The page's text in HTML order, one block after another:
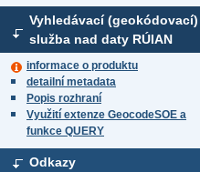
Vyhledávací (geokódovací)
služba nad daty RÚIAN
informace o produktu
detailní metadata
Popis rozhraní
Využití extenze GeocodeSOE a
funkce QUERY
Odkazy